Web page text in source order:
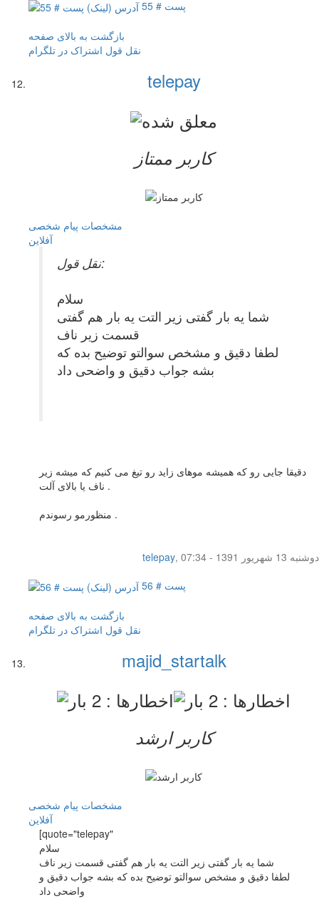
پست # 55
بازگشت به بالای صفحه
نقل قول اشتراک در تلگرام
telepay
کاربر ممتاز
مشخصات پیام شخصی
آفلاين
نقل قول:
سلام
شما یه بار گفتی زیر التت یه بار هم گفتی
قسمت زیر ناف
لطفا دقیق و مشخص سوالتو توضیح بده که
بشه جواب دقیق و واضحی داد
دقیقا جایی رو که همیشه موهای زاید رو تیغ می کنیم که میشه زیر
ناف یا بالای آلت .
منظورمو رسوندم .
telepay,
دوشنبه 13 شهریور 1391 - 07:34
پست # 56
بازگشت به بالای صفحه
نقل قول اشتراک در تلگرام
majid_startalk
کاربر ارشد
مشخصات پیام شخصی
آفلاين
[quote="telepay"
سلام
شما یه بار گفتی زیر التت یه بار هم گفتی قسمت زیر ناف
لطفا دقیق و مشخص سوالتو توضیح بده که بشه جواب دقیق و
واضحی داد